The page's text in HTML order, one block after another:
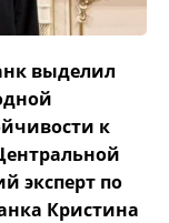
выделил
к
эксперт по
Кристина